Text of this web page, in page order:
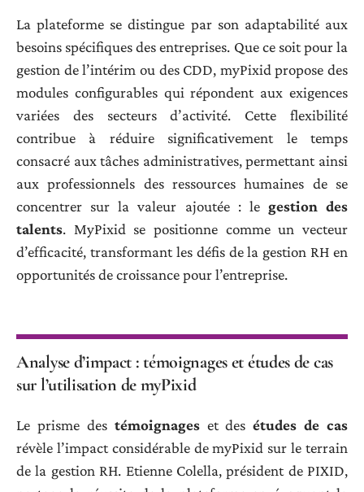
La plateforme se distingue par son adaptabilité aux
besoins spécifiques des entreprises. Que ce soit pour la
gestion de l’intérim ou des CDD, myPixid propose des
modules configurables qui répondent aux exigences
variées des secteurs d’activité. Cette flexibilité
contribue à réduire significativement le temps
consacré aux tâches administratives, permettant ainsi
aux professionnels des ressources humaines de se
concentrer sur la valeur ajoutée : le gestion des
talents. MyPixid se positionne comme un vecteur
d’efficacité, transformant les défis de la gestion RH en
opportunités de croissance pour l’entreprise.
Analyse d’impact : témoignages et études de cas
sur l’utilisation de myPixid
Le prisme des témoignageset desétudes de cas
révèle l’impact considérable de myPixid sur le terrain
de la gestion RH. Etienne Colella, président de PIXID,